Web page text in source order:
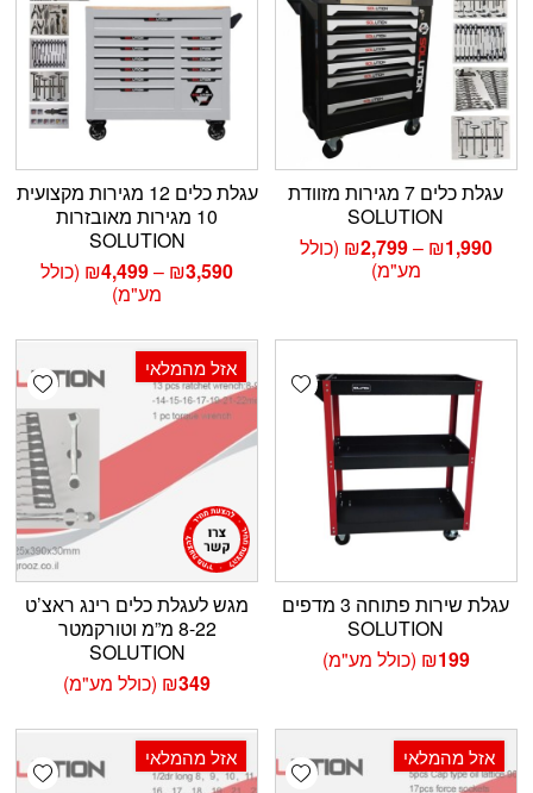
עגלת כלים 7 מגירות מזוודת
SOLUTION
₪1,990
–
₪2,799
טווח
⁦₪2,799⁩
(כולל
מע"מ)
עגלת כלים 12 מגירות מקצועית
10 מגירות מאובזרות
SOLUTION
₪3,590
–
₪4,499 טווח
עד
(כולל
מע"מ)
Add wishlist
עגלת שירות פתוחה 3 מדפים
SOLUTION
₪199 (כולל מע"מ)
אזל מהמלאי
מגש לעגלת כלים רינג ראצ’ט
8-22 מ”מ וטורקמטר
SOLUTION
₪349 (כולל מע"מ)
Add wishlist אזל מהמלאי אזל מהמלאי